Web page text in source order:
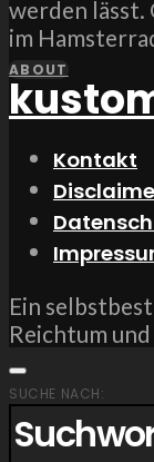
werden lässt.
im
ABOUT
Kontakt
Ein
Reichtum
SUCHE NACH: